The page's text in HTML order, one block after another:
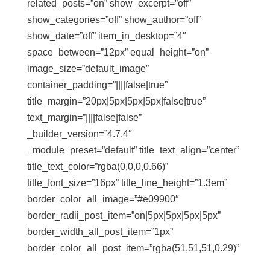
related_posts=”on” show_excerpt=”off”
show_categories=”off” show_author=”off”
show_date=”off” item_in_desktop=”4″
space_between=”12px” equal_height=”on”
image_size=”default_image”
container_padding=”||||false|true”
title_margin=”20px|5px|5px|5px|false|true”
text_margin=”||||false|false”
_builder_version=”4.7.4″
_module_preset=”default” title_text_align=”center”
title_text_color=”rgba(0,0,0,0.66)”
title_font_size=”16px” title_line_height=”1.3em”
border_color_all_image=”#e09900″
border_radii_post_item=”on|5px|5px|5px|5px”
border_width_all_post_item=”1px”
border_color_all_post_item=”rgba(51,51,51,0.29)”